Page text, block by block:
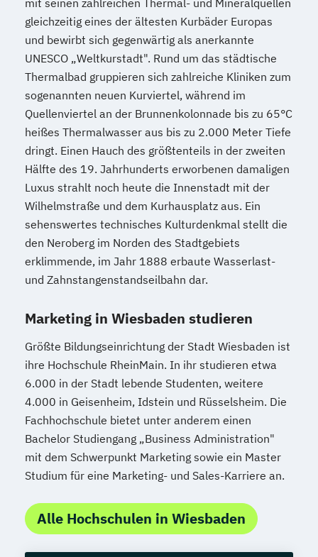
gleichzeitig eines der ältesten Kurbäder Europas
und bewirbt sich gegenwärtig als anerkannte
UNESCO „Weltkurstadt". Rund um das städtische
Thermalbad gruppieren sich zahlreiche Kliniken zum
sogenannten neuen Kurviertel, während im
Quellenviertel an der Brunnenkolonnade bis zu 65°C
heißes Thermalwasser aus bis zu 2.000 Meter Tiefe
dringt. Einen Hauch des größtenteils in der zweiten
Hälfte des 19. Jahrhunderts erworbenen damaligen
Luxus strahlt noch heute die Innenstadt mit der
Wilhelmstraße und dem Kurhausplatz aus. Ein
sehenswertes technisches Kulturdenkmal stellt die
den Neroberg im Norden des Stadtgebiets
erklimmende, im Jahr 1888 erbaute Wasserlast-
und Zahnstangenstandseilbahn dar.
Marketing in Wiesbaden studieren
Größte Bildungseinrichtung der Stadt Wiesbaden ist
ihre Hochschule RheinMain. In ihr studieren etwa
6.000 in der Stadt lebende Studenten, weitere
4.000 in Geisenheim, Idstein und Rüsselsheim. Die
Fachhochschule bietet unter anderem einen
Bachelor Studiengang „Business Administration"
mit dem Schwerpunkt Marketing sowie ein Master
Studium für eine Marketing- und Sales-Karriere an.
Alle Hochschulen in Wiesbaden